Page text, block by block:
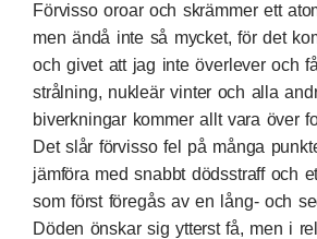
Förvisso oroar och skrämmer ett
men ändå inte så mycket, för det
och givet att jag inte överlever och
strålning, nukleär vinter och alla
biverkningar kommer allt vara över
Det slår förvisso fel på många
jämföra med snabbt dödsstraff och
som först föregås av en lång- och
Döden önskar sig ytterst få, men i